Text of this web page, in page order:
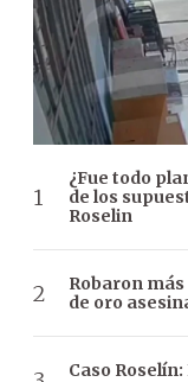
¿Fue todo
de los
Roselin
Robaron
de oro
Caso